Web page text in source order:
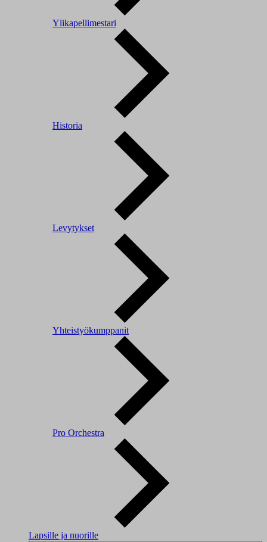
Ylikapellimestari
Historia
Levytykset
Yhteistyökumppanit
Pro Orchestra
Lapsille ja nuorille